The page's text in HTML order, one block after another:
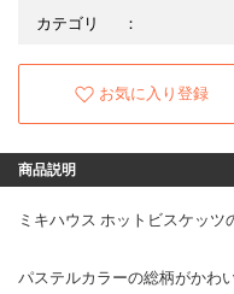
カテゴリ
：
お気に入り登録
商品説明
ミキハウス ホットビスケッツ
パステルカラーの総柄がかわ